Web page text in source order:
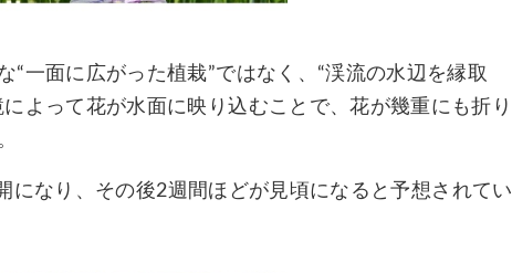
“一面に広がった植栽”ではなく、“渓流の水辺を縁取
よって花が水面に映り込むことで、花が幾重にも折り
になり、その後2週間ほどが見頃になると予想されてい